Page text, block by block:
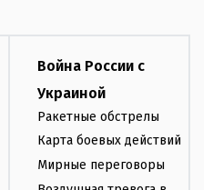
Война России с
Украиной
Ракетные обстрелы
Карта боевых действий
Мирные переговоры